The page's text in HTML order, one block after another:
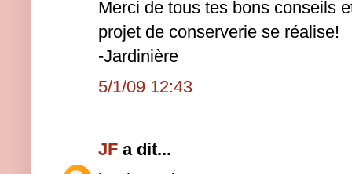
Merci de tous tes bons conseils
projet de conserverie se réalise!
-Jardinière
5/1/09 12:43
JF a dit...